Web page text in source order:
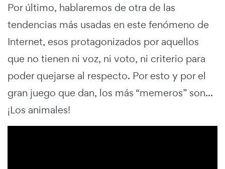
Por último, hablaremos de otra de las
tendencias más usadas en este fenómeno de
Internet, esos protagonizados por aquellos
que no tienen ni voz, ni voto, ni criterio para
poder quejarse al respecto. Por esto y por el
gran juego que dan, los más “memeros” son...
¡Los animales!